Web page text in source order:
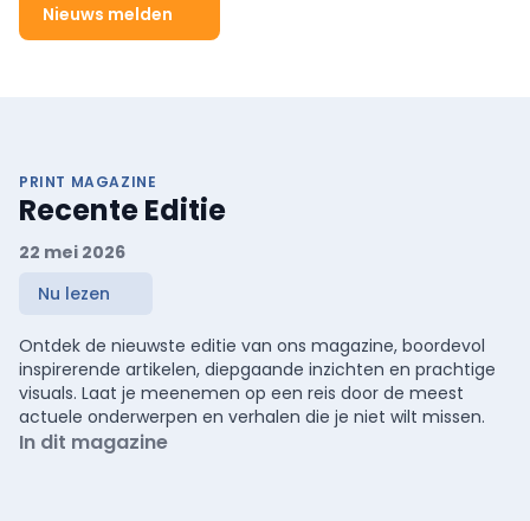
Nieuws melden
PRINT MAGAZINE
Recente Editie
22 mei 2026
Nu lezen
Ontdek de nieuwste editie van ons magazine, boordevol
inspirerende artikelen, diepgaande inzichten en prachtige
visuals. Laat je meenemen op een reis door de meest
actuele onderwerpen en verhalen die je niet wilt missen.
In dit magazine